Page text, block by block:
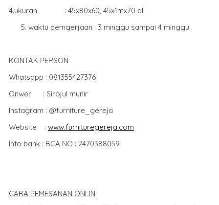
4.ukuran : 45x80x60, 45x1mx70 dll
waktu pemgerjaan : 3 minggu sampai 4 minggu
KONTAK PERSON
Whatsapp : 081355427376
Onwer : Sirojul munir
Instagram : @furniture_gereja
Website : www.furnituregereja.com
Info bank : BCA NO : 2470388059
CARA PEMESANAN ONLIN